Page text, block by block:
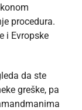
procedura.
i Evropske
da ste
greške, pa